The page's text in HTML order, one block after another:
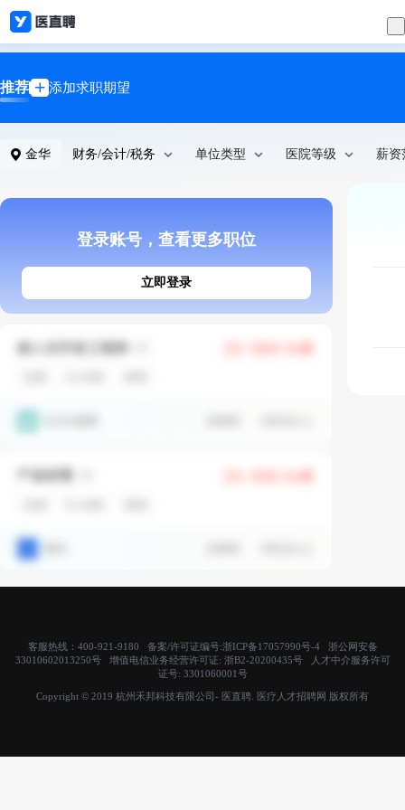
推荐 添加求职期望
金华 财务/会计/税务 单位类型 医院等级 薪资
登录账号，查看更多职位
立即登录
客服热线：400-921-9180 备案/许可证编号:浙ICP备17057990号-4浙公网安备
33010602013250号 增值电信业务经营许可证: 浙B2-20200435号人才中介服务许可
证号: 3301060001号
Copyright © 2019 杭州禾邦科技有限公司- 医直聘. 医疗人才招聘网 版权所有